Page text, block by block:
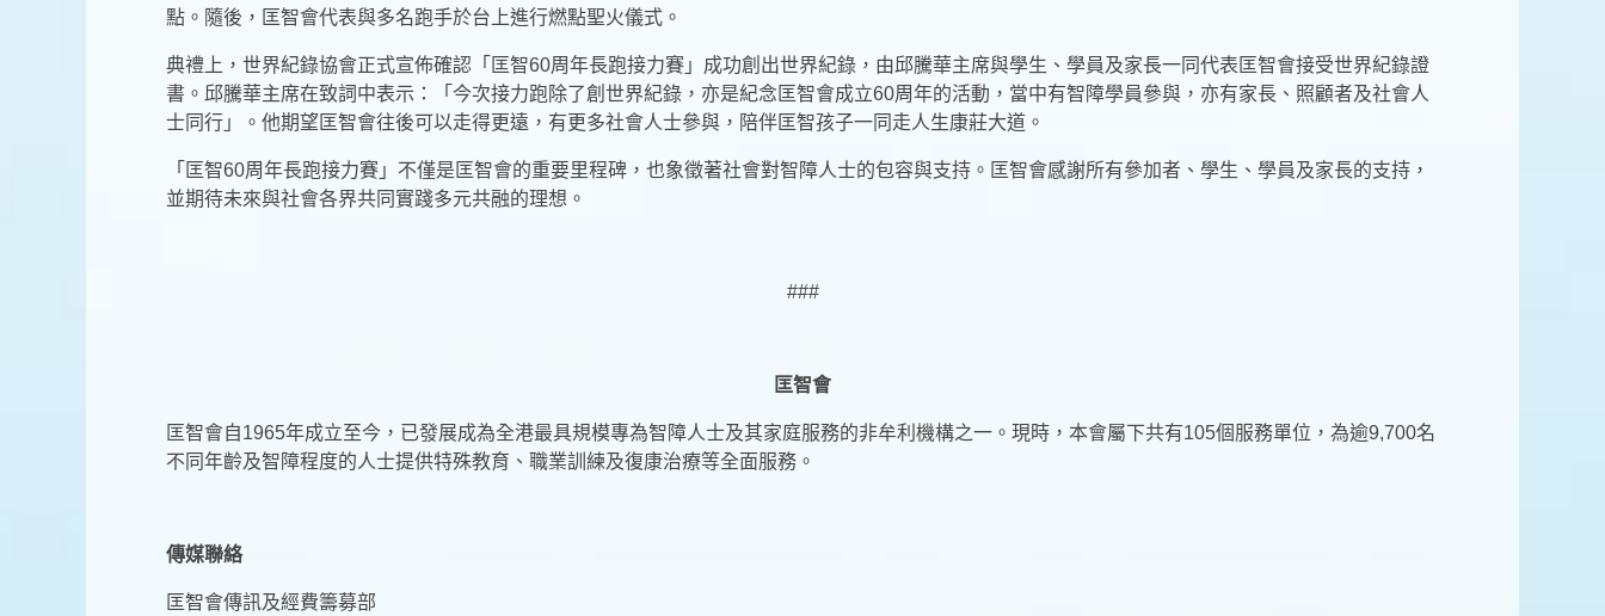
點。隨後，匡智會代表與多名跑手於台上進行燃點聖火儀式。
典禮上，世界紀錄協會正式宣佈確認「匡智60周年長跑接力賽」成功創出世界紀錄，由邱騰華主席與學生、學員及家長一同代表匡智會接受世界紀錄證
書。邱騰華主席在致詞中表示：「今次接力跑除了創世界紀錄，亦是紀念匡智會成立60周年的活動，當中有智障學員參與，亦有家長、照顧者及社會人
士同行」。他期望匡智會往後可以走得更遠，有更多社會人士參與，陪伴匡智孩子一同走人生康莊大道。
「匡智60周年長跑接力賽」不僅是匡智會的重要里程碑，也象徵著社會對智障人士的包容與支持。匡智會感謝所有參加者、學生、學員及家長的支持，
並期待未來與社會各界共同實踐多元共融的理想。
###
匡智會
匡智會自1965年成立至今，已發展成為全港最具規模專為智障人士及其家庭服務的非牟利機構之一。現時，本會屬下共有105個服務單位，為逾9,700名
不同年齡及智障程度的人士提供特殊教育、職業訓練及復康治療等全面服務。
傳媒聯絡
匡智會傳訊及經費籌募部